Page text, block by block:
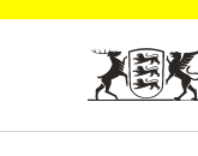
Zum Hauptinhalt